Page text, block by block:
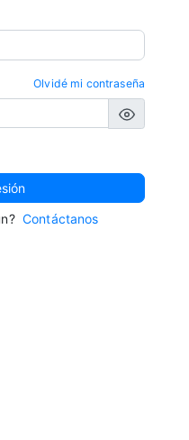
Olvidé mi contraseña
Contáctanos